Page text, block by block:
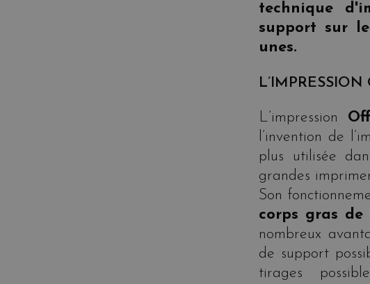
technique
support sur
unes.
L’IMPRESSION
L’impression
l’invention de
plus utilisée
grandes
Son
corps gras de
nombreux
de support
tirages